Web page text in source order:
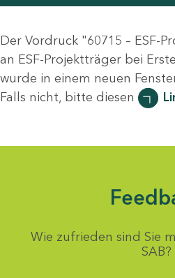
Der Vordruck "60715 – ESF-
an ESF-Projektträger bei
wurde in einem neuen
Falls nicht, bitte diesen
Wie zufrieden sind Sie
SAB?